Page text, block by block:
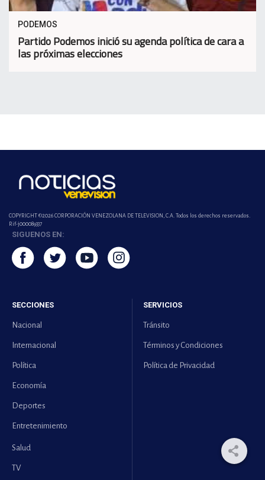
PODEMOS
Partido Podemos inició su agenda política de cara a
las próximas elecciones
COPYRIGHT ©2026 CORPORACIÓN VENEZOLANA DE TELEVISION, C.A. Todos los derechos reservados.
Rif-j000089337
SIGUENOS EN:
SECCIONES
Nacional
Internacional
Política
Economía
Deportes
Entretenimiento
Salud
TV
SERVICIOS
Tránsito
Términos y Condiciones
Política de Privacidad